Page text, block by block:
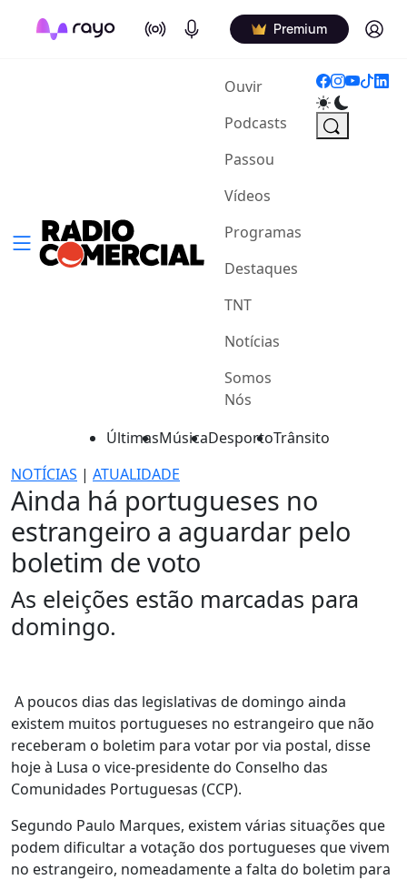
On Air Podcasts Premium Log in
Ouvir(current)
Podcasts
Passou
Vídeos
Programas
Destaques
TNT
Notícias
Somos
Nós
ÚltimasMúsicaDesportoTrânsito
NOTÍCIAS | ATUALIDADE
Ainda há portugueses no
estrangeiro a aguardar pelo
boletim de voto
As eleições estão marcadas para
domingo.
A poucos dias das legislativas de domingo ainda
existem muitos portugueses no estrangeiro que não
receberam o boletim para votar por via postal, disse
hoje à Lusa o vice-presidente do Conselho das
Comunidades Portuguesas (CCP).
Segundo Paulo Marques, existem várias situações que
podem dificultar a votação dos portugueses que vivem
no estrangeiro, nomeadamente a falta do boletim para